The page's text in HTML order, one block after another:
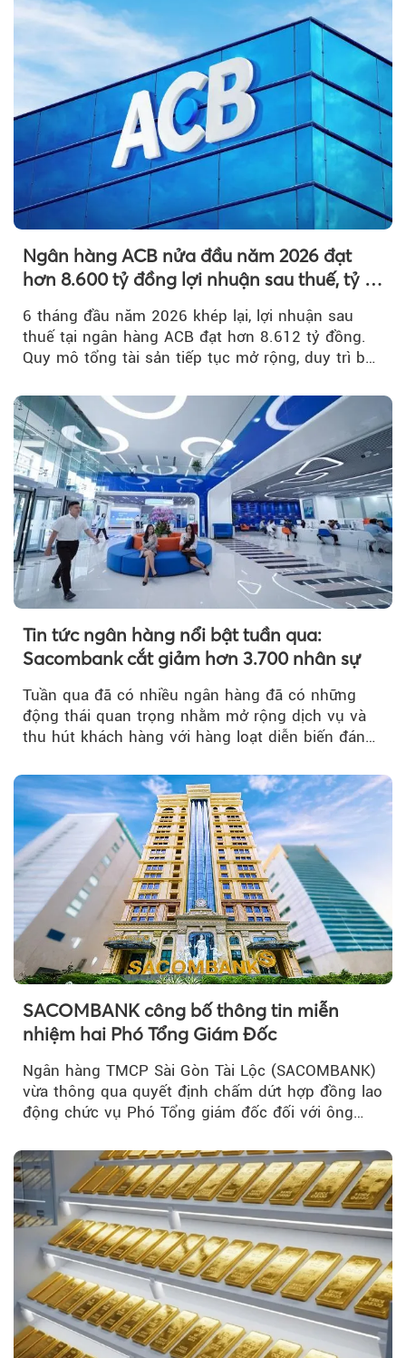
Ngân hàng ACB nửa đầu năm 2026 đạt
hơn 8.600 tỷ đồng lợi nhuận sau thuế, tỷ lệ
6 tháng đầu năm 2026 khép lại, lợi nhuận sau
thuế tại ngân hàng ACB đạt hơn 8.612 tỷ đồng.
Quy mô tổng tài sản tiếp tục mở rộng, duy trì bộ
Tin tức ngân hàng nổi bật tuần qua:
Sacombank cắt giảm hơn 3.700 nhân sự
Tuần qua đã có nhiều ngân hàng đã có những
động thái quan trọng nhằm mở rộng dịch vụ và
thu hút khách hàng với hàng loạt diễn biến đáng
SACOMBANK công bố thông tin miễn
nhiệm hai Phó Tổng Giám Đốc
Ngân hàng TMCP Sài Gòn Tài Lộc (SACOMBANK)
vừa thông qua quyết định chấm dứt hợp đồng lao
động chức vụ Phó Tổng giám đốc đối với ông